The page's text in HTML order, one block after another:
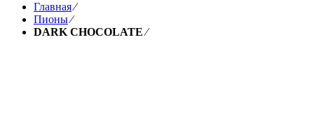
Главная⁄
Пионы⁄
DARK CHOCOLATE⁄